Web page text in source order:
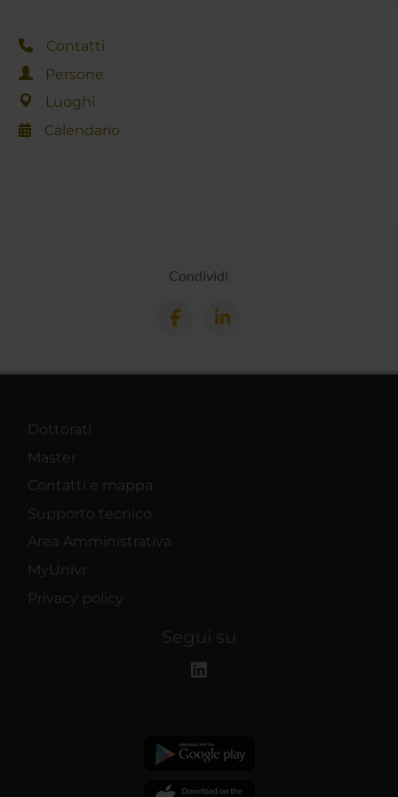
Contatti
Persone
Luoghi
Calendario
Condividi
Dottorati
Master
Contatti e mappa
Supporto tecnico
Area Amministrativa
MyUnivr
Privacy policy
Segui su